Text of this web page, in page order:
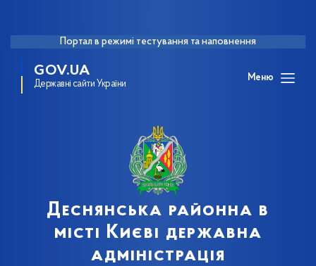
Портал в режимі тестування та наповнення
GOV.UA
Державні сайти України
Меню
Деснянська районна в
місті Києві державна
адміністрація